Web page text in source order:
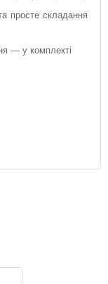
просте складання
— у комплекті